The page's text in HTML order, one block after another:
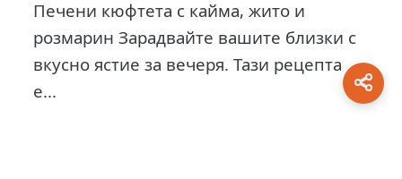
Печени кюфтета с кайма, жито и
розмарин Зарадвайте вашите близки с
вкусно ястие за вечеря. Тази рецепта
е...